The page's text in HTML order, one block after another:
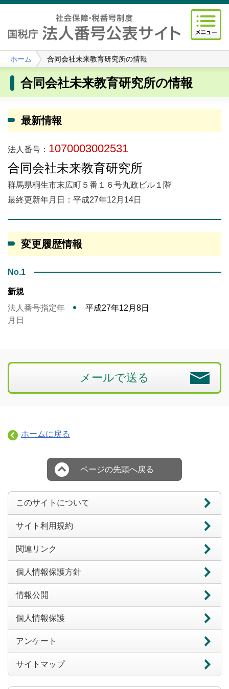
ホーム 合同会社未来教育研究所の情報
合同会社未来教育研究所の情報
最新情報
法人番号： 1070003002531
合同会社未来教育研究所
群馬県桐生市末広町５番１６号丸政ビル１階
最終更新年月日：平成27年12月14日
変更履歴情報
No.1
新規
法人番号指定年
月日
平成27年12月8日
メールで送る
ホームに戻る
ページの先頭へ戻る
このサイトについて
サイト利用規約
関連リンク
個人情報保護方針
情報公開
個人情報保護
アンケート
サイトマップ